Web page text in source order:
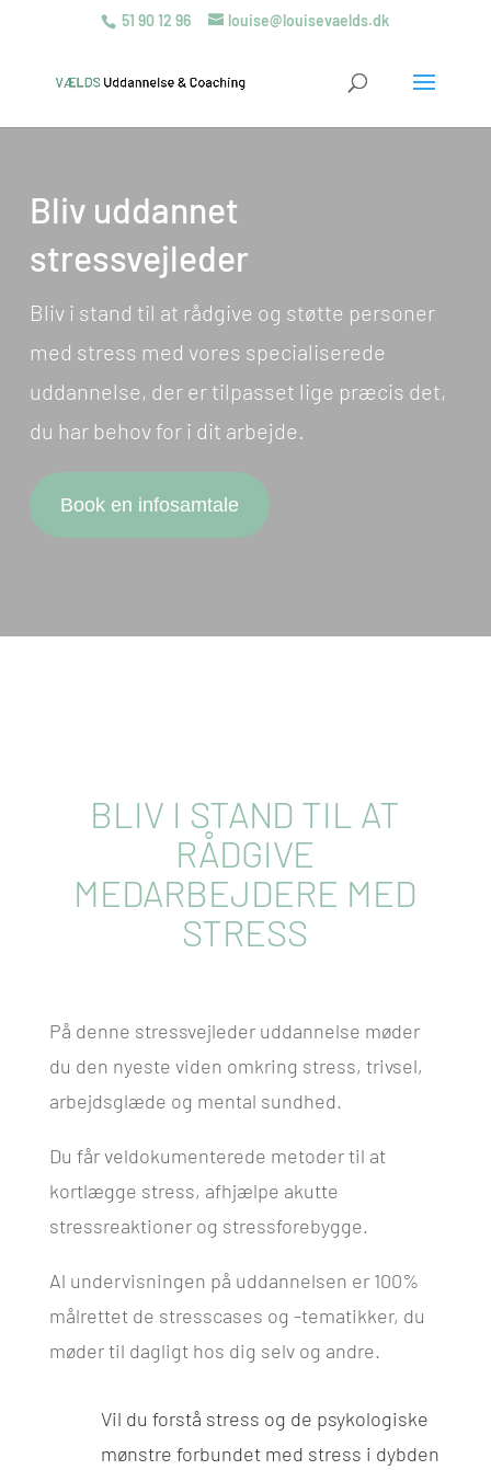
51 90 12 96 louise@louisevaelds.dk
Bliv uddannet
stressvejleder
Bliv i stand til at rådgive og støtte personer
med stress med vores specialiserede
uddannelse, der er tilpasset lige præcis det,
du har behov for i dit arbejde.
Book en infosamtale
BLIV I STAND TIL AT
RÅDGIVE
MEDARBEJDERE MED
STRESS
På denne stressvejleder uddannelse møder
du den nyeste viden omkring stress, trivsel,
arbejdsglæde og mental sundhed.
Du får veldokumenterede metoder til at
kortlægge stress, afhjælpe akutte
stressreaktioner og stressforebygge.
Al undervisningen på uddannelsen er 100%
målrettet de stresscases og -tematikker, du
møder til dagligt hos dig selv og andre.
Vil du forstå stress og de psykologiske
mønstre forbundet med stress i dybden